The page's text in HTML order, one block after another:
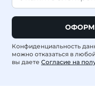
Конфиденциальность
можно отказаться в
вы даете Согласие на